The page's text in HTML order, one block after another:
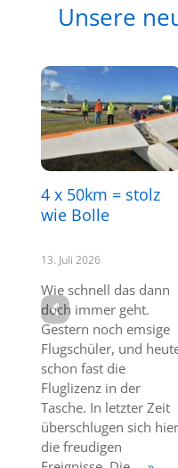
Unsere
4 x 50km = stolz
wie Bolle
13. Juli 2026
Wie schnell das dann
doch immer geht.
Gestern noch emsige
Flugschüler, und
schon fast die
Fluglizenz in der
Tasche. In letzter Zeit
überschlugen sich hier
die freudigen